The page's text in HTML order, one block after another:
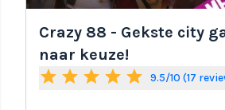
Crazy 88 - Gekste city
naar keuze!
star star star star star 9.5/10 (17